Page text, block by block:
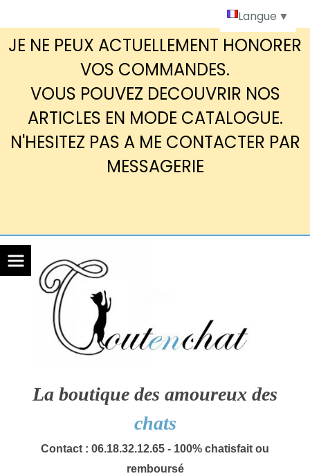
JE NE PEUX ACTUELLEMENT HONORER
VOS COMMANDES.
VOUS POUVEZ DECOUVRIR NOS
ARTICLES EN MODE CATALOGUE.
N'HESITEZ PAS A ME CONTACTER PAR
MESSAGERIE
La boutique des amoureux des
chats
Contact : 06.18.32.12.65 - 100% chatisfait ou
remboursé
Langue ▼